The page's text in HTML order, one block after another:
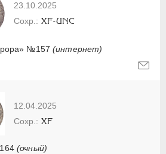
23.10.2025
№157(интернет)
XF-UNC
12.04.2025
(очный)
XF